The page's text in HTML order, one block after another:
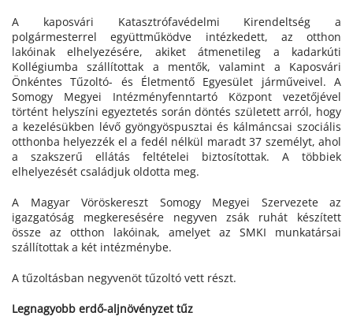
A kaposvári Katasztrófavédelmi Kirendeltség a
polgármesterrel együttműködve intézkedett, az otthon
lakóinak elhelyezésére, akiket átmenetileg a kadarkúti
Kollégiumba szállítottak a mentők, valamint a Kaposvári
Önkéntes Tűzoltó- és Életmentő Egyesület járműveivel. A
Somogy Megyei Intézményfenntartó Központ vezetőjével
történt helyszíni egyeztetés során döntés született arról, hogy
a kezelésükben lévő gyöngyöspusztai és kálmáncsai szociális
otthonba helyezzék el a fedél nélkül maradt 37 személyt, ahol
a szakszerű ellátás feltételei biztosítottak. A többiek
elhelyezését családjuk oldotta meg.
A Magyar Vöröskereszt Somogy Megyei Szervezete az
igazgatóság megkeresésére negyven zsák ruhát készített
össze az otthon lakóinak, amelyet az SMKI munkatársai
szállítottak a két intézménybe.
A tűzoltásban negyvenöt tűzoltó vett részt.
Legnagyobb erdő-aljnövényzet tűz